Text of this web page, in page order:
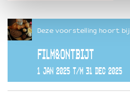
Deze voorstelling hoort bij
FILM&ONTBIJT
1 JAN 2025 T/M 31 DEC 2025